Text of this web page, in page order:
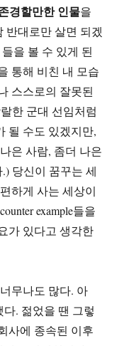
경할만한 인물을
반대로만 살면 되겠
들을 볼 수 있게 된
통해 비친 내 모습
스스로의 잘못된
한 군대 선임처럼
될 수도 있겠지만,
은 사람, 좀더 나은
당신이 꿈꾸는 세
하게 사는 세상이
example들을
가 있다고 생각한
무나도 많다. 아
. 젊었을 땐 그렇
사에 종속된 이후